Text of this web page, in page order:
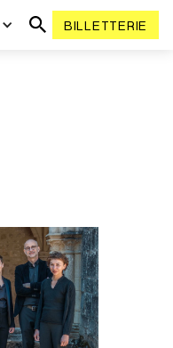
BILLETTERIE